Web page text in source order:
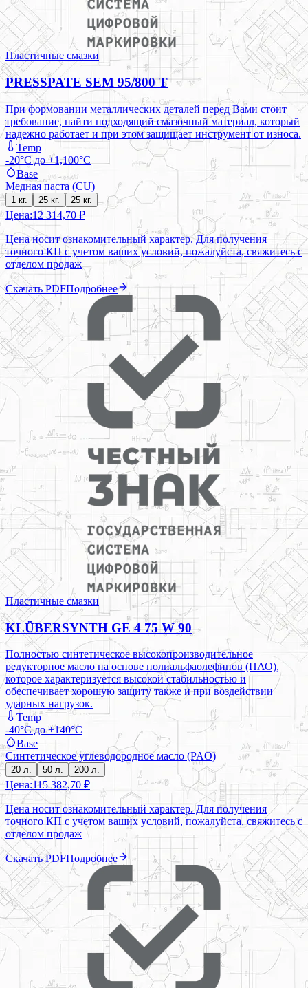
Пластичные смазки
PRESSPATE SEM 95/800 T
При формовании металлических деталей перед Вами стоит
требование, найти подходящий смазочный материал, который
надежно работает и при этом защищает инструмент от износа.
Temp
-20°C до +1,100°C
Base
Медная паста (CU)
1 кг. 25 кг. 25 кг.
Цена:12 314,70 ₽
Цена носит ознакомительный характер. Для получения
точного КП с учетом ваших условий, пожалуйста, свяжитесь с
отделом продаж
Скачать PDFПодробнее
Пластичные смазки
KLÜBERSYNTH GE 4 75 W 90
Полностью синтетическое высокопроизводительное
редукторное масло на основе полиальфаолефинов (ПАО),
которое характеризуется высокой стабильностью и
обеспечивает хорошую защиту также и при воздействии
ударных нагрузок.
Temp
-40°C до +140°C
Base
Синтетическое углеводородное масло (PAO)
20 л. 50 л. 200 л.
Цена:115 382,70 ₽
Цена носит ознакомительный характер. Для получения
точного КП с учетом ваших условий, пожалуйста, свяжитесь с
отделом продаж
Скачать PDFПодробнее